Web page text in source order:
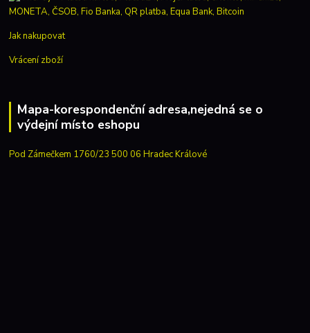
Jak nakupovat
Vrácení zboží
Mapa-korespondenční adresa,nejedná se o
výdejní místo eshopu
Pod Zámečkem 1760/23 500 06 Hradec Králové